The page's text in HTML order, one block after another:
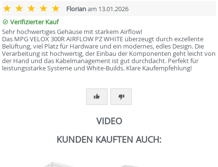
Florianam 13.01.2026
Verifizierter Kauf
Sehr hochwertiges Gehäuse mit starkem Airflow!
Das MPG VELOX 300R AIRFLOW PZ WHITE überzeugt durch exzellente
Belüftung, viel Platz für Hardware und ein modernes, edles Design. Die
Verarbeitung ist hochwertig, der Einbau der Komponenten geht leicht von
der Hand und das Kabelmanagement ist gut durchdacht. Perfekt für
leistungsstarke Systeme und White-Builds. Klare Kaufempfehlung!
VIDEO
KUNDEN KAUFTEN AUCH: